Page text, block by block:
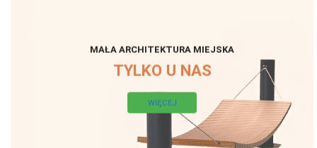
MAŁA ARCHITEKTURA MIEJSKA
TYLKO U NAS
WIĘCEJ